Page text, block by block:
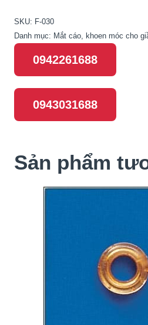
SKU: F-030
Danh mục: Mắt cáo, khoen móc cho
0942261688
0943031688
Sản phẩm